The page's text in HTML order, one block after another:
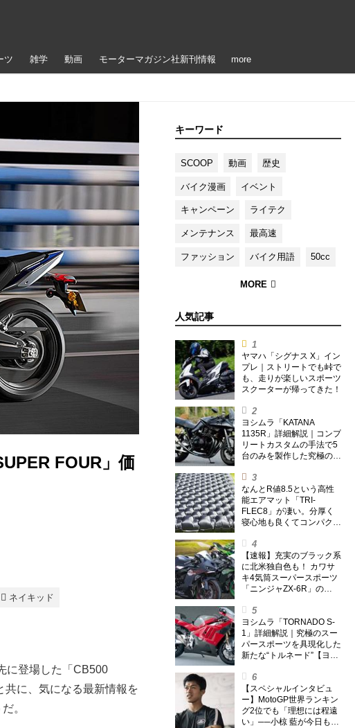
ツ 雑学 動画 モーターマガジン社新刊情報 more
FOUR」価
キーワード
SCOOP 動画 歴史
バイク漫画 イベント
キャンペーン ライテク
メンテナンス 最高速
ファッション バイク用語 50cc
人気記事
ヤマハ「シグナス X」イン
プレ｜ストリートでも峠で
も、走りが楽しいスポーツ
スクーターが帰ってきた！
ヨシムラ「KATANA
1135R」詳細解説｜コンプ
リートカスタムの手法で5
台のみを製作した究極の銘
なんとR値8.5という高性
能エアマット「TRI-
FLEC8」が凄い。分厚く
寝心地も良くてコンパクト
トを試してみた〈若林浩志
のスーパー・カブカブ・ダ
イアリーズ Vol.385〉
【速報】充実のブラック系
に北米独自色も！ カワサ
キ4気筒スーパースポーツ
「ニンジャZX-6R」の
筒ニンジャも出たよ【海
外】
ヨシムラ「TORNADO S-
1」詳細解説｜究極のスー
パースポーツを具現化した
新たな“トルネード”【ヨシ
【スペシャルインタビュ
ー】MotoGP世界ランキン
グ2位でも「理想には程遠
い」──小椋 藍が今日も走
ネイキッド
に登場した「CB500
に、気になる最新情報を
。